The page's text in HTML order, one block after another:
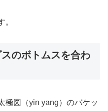
。
のボトムスを合わ
極図（yin yang）のバケッ